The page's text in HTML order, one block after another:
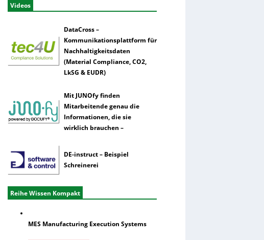
Videos
DataCross –
Kommunikationsplattform für
Nachhaltigkeitsdaten
(Material Compliance, CO2,
LkSG & EUDR)
Mit JUNOfy finden
Mitarbeitende genau die
Informationen, die sie
wirklich brauchen –
DE-instruct – Beispiel
Schreinerei
Reihe Wissen Kompakt
MES Manufacturing Execution Systems